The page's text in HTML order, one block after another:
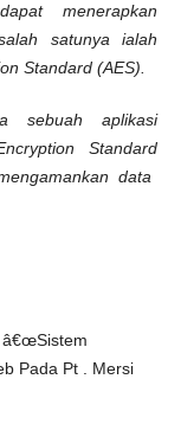
menerapkan
satunya ialah
Standard(AES)
sebuah aplikasi
Standard
data
â€œSistem
Pada Pt . Mersi